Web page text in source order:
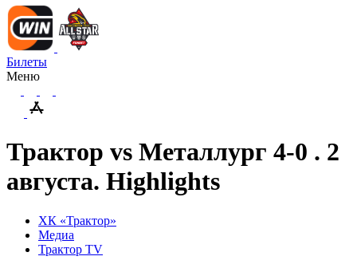
Билеты
Меню
Трактор vs Металлург 4-0 . 2
августа. Highlights
ХК «Трактор»
Медиа
Трактор TV